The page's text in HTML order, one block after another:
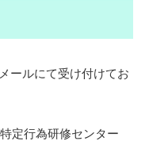
ールにて受け付けてお
定行為研修センター